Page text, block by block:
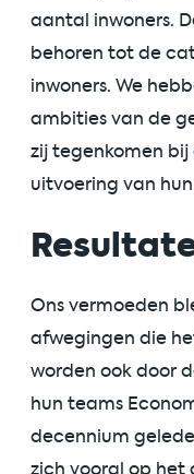
aantal inwoners.
behoren tot de
inwoners. We
ambities van de
zij tegenkomen
uitvoering van
Ons vermoeden
afwegingen die
worden ook door
hun teams
decennium
zich vooral op het